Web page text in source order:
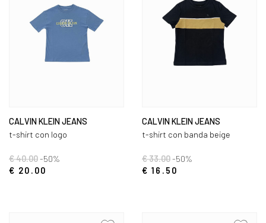
CALVIN KLEIN JEANS
t-shirt con logo
€ 40.00-50%
€ 20.00
CALVIN KLEIN JEANS
t-shirt con banda beige
€ 33.00-50%
€ 16.50